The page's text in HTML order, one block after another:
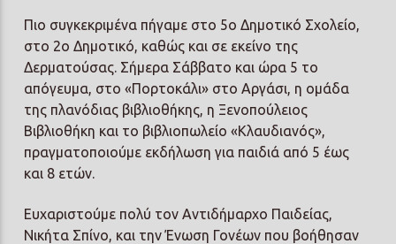
Πιο συγκεκριμένα πήγαμε στο 5ο Δημοτικό Σχολείο,
στο 2ο Δημοτικό, καθώς και σε εκείνο της
Δερματούσας. Σήμερα Σάββατο και ώρα 5 το
απόγευμα, στο «Πορτοκάλι» στο Αργάσι, η ομάδα
της πλανόδιας βιβλιοθήκης, η Ξενοπούλειος
Βιβλιοθήκη και το βιβλιοπωλείο «Κλαυδιανός»,
πραγματοποιούμε εκδήλωση για παιδιά από 5 έως
και 8 ετών.
Ευχαριστούμε πολύ τον Αντιδήμαρχο Παιδείας,
Νικήτα Σπίνο, και την Ένωση Γονέων που βοήθησαν